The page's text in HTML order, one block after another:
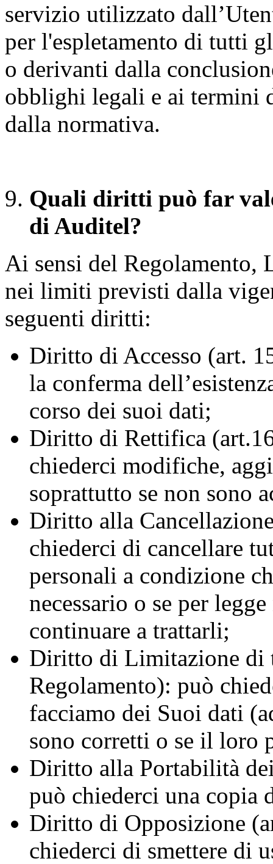
servizio utilizzato
per l'espletamento di tutti
o derivanti dalla
obblighi legali e ai termini
dalla normativa.
Quali diritti può far
di Auditel?
Ai sensi del Regolamento,
nei limiti previsti dalla
seguenti diritti:
Diritto di Accesso (art.
la conferma
corso dei suoi dati;
Diritto di Rettifica
chiederci modifiche,
soprattutto se non sono
Diritto alla
chiederci di cancellare
personali a condizione
necessario o se per
continuare a trattarli;
Diritto di Limitazione di
Regolamento): può
facciamo dei Suoi dati
sono corretti o se il loro
Diritto alla Portabilità
può chiederci una copia
Diritto di Opposizione
chiederci di smettere di